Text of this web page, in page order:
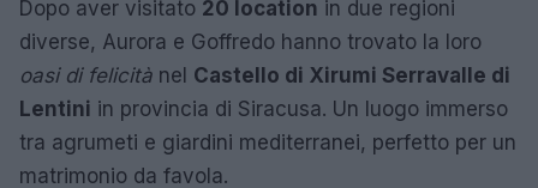
Dopo aver visitato 20 location in due regioni
diverse, Aurora e Goffredo hanno trovato la loro
oasi di felicità nel Castello di Xirumi Serravalle di
Lentini in provincia di Siracusa. Un luogo immerso
tra agrumeti e giardini mediterranei, perfetto per un
matrimonio da favola.